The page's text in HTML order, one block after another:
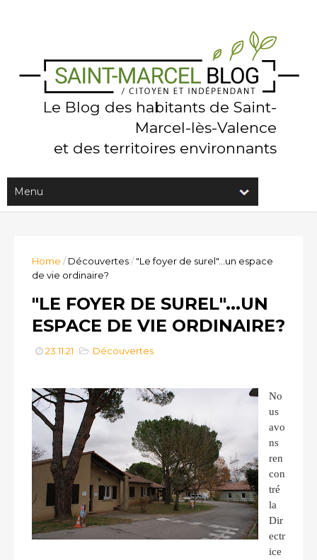
Le Blog des habitants de Saint-
Marcel-lès-Valence
et des territoires environnants
Home / Découvertes/ "Le foyer de surel"...un espace
de vie ordinaire?
"LE FOYER DE SUREL"...UN
ESPACE DE VIE ORDINAIRE?
23.11.21 Découvertes
No
us
avo
ns
ren
con
tré
la
Dir
ectr
ice